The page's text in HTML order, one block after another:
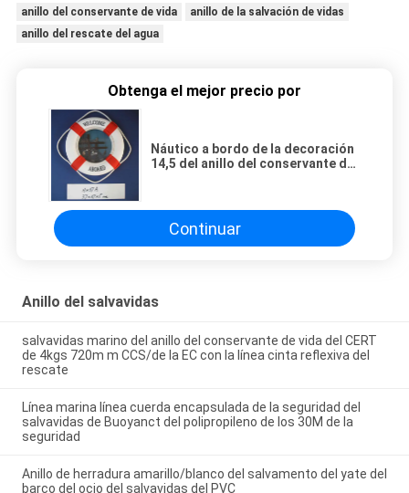
anillo del conservante de vida
anillo de la salvación de vidas
anillo del rescate del agua
Obtenga el mejor precio por
Náutico a bordo de la decoración
14,5 del anillo del conservante de
Continuar
Anillo del salvavidas
salvavidas marino del anillo del conservante de vida del CERT
de 4kgs 720m m CCS/de la EC con la línea cinta reflexiva del
rescate
Línea marina línea cuerda encapsulada de la seguridad del
salvavidas de Buoyanct del polipropileno de los 30M de la
seguridad
Anillo de herradura amarillo/blanco del salvamento del yate del
barco del ocio del salvavidas del PVC